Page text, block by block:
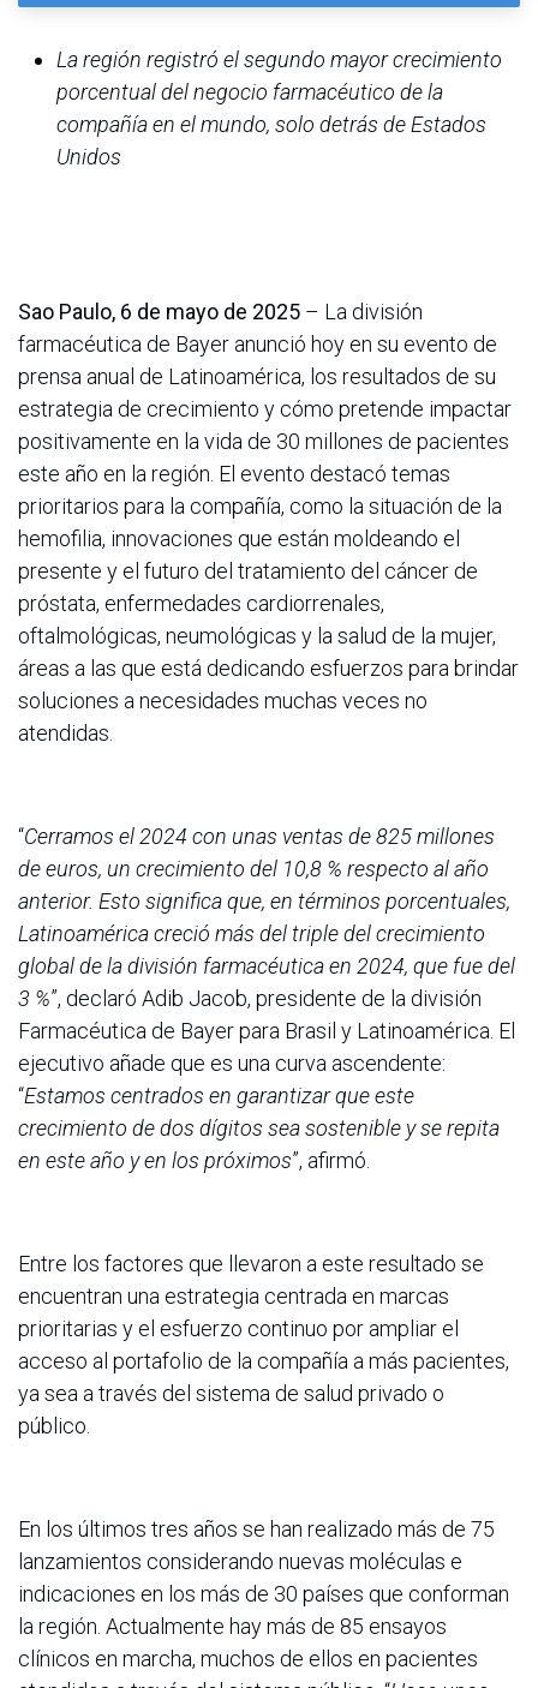
La región registró el segundo mayor crecimiento
porcentual del negocio farmacéutico de la
compañía en el mundo, solo detrás de Estados
Unidos
Sao Paulo, 6 de mayo de 2025 – La división
farmacéutica de Bayer anunció hoy en su evento de
prensa anual de Latinoamérica, los resultados de su
estrategia de crecimiento y cómo pretende impactar
positivamente en la vida de 30 millones de pacientes
este año en la región. El evento destacó temas
prioritarios para la compañía, como la situación de la
hemofilia, innovaciones que están moldeando el
presente y el futuro del tratamiento del cáncer de
próstata, enfermedades cardiorrenales,
oftalmológicas, neumológicas y la salud de la mujer,
áreas a las que está dedicando esfuerzos para brindar
soluciones a necesidades muchas veces no
atendidas.
“Cerramos el 2024 con unas ventas de 825 millones
de euros, un crecimiento del 10,8 % respecto al año
anterior. Esto significa que, en términos porcentuales,
Latinoamérica creció más del triple del crecimiento
global de la división farmacéutica en 2024, que fue del
3 %”, declaró Adib Jacob, presidente de la división
Farmacéutica de Bayer para Brasil y Latinoamérica. El
ejecutivo añade que es una curva ascendente:
“Estamos centrados en garantizar que este
crecimiento de dos dígitos sea sostenible y se repita
en este año y en los próximos”, afirmó.
Entre los factores que llevaron a este resultado se
encuentran una estrategia centrada en marcas
prioritarias y el esfuerzo continuo por ampliar el
acceso al portafolio de la compañía a más pacientes,
ya sea a través del sistema de salud privado o
público.
En los últimos tres años se han realizado más de 75
lanzamientos considerando nuevas moléculas e
indicaciones en los más de 30 países que conforman
la región. Actualmente hay más de 85 ensayos
clínicos en marcha, muchos de ellos en pacientes